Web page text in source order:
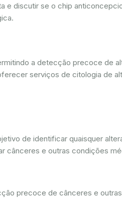
e discutir se o chip
a detecção precoce de
serviços de citologia de
de identificar quaisquer
cânceres e outras condições
precoce de cânceres e